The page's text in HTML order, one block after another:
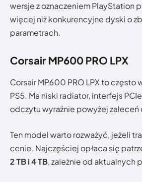
wersje z oznaczeniem PlayStation
więcej niż konkurencyjne dyski o
parametrach.
Corsair MP600 PRO LPX
Corsair MP600 PRO LPX to często
PS5. Ma niski radiator, interfejs
odczytu wyraźnie powyżej zaleceń
Ten model warto rozważyć, jeżeli
cenie. Najczęściej opłaca się
2 TB i 4 TB, zależnie od aktualnych